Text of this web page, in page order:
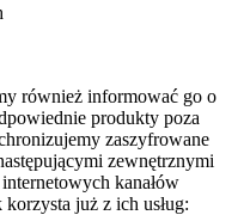
również informować go o
produkty poza
zaszyfrowane
zewnętrznymi
kanałów
już z ich usług: